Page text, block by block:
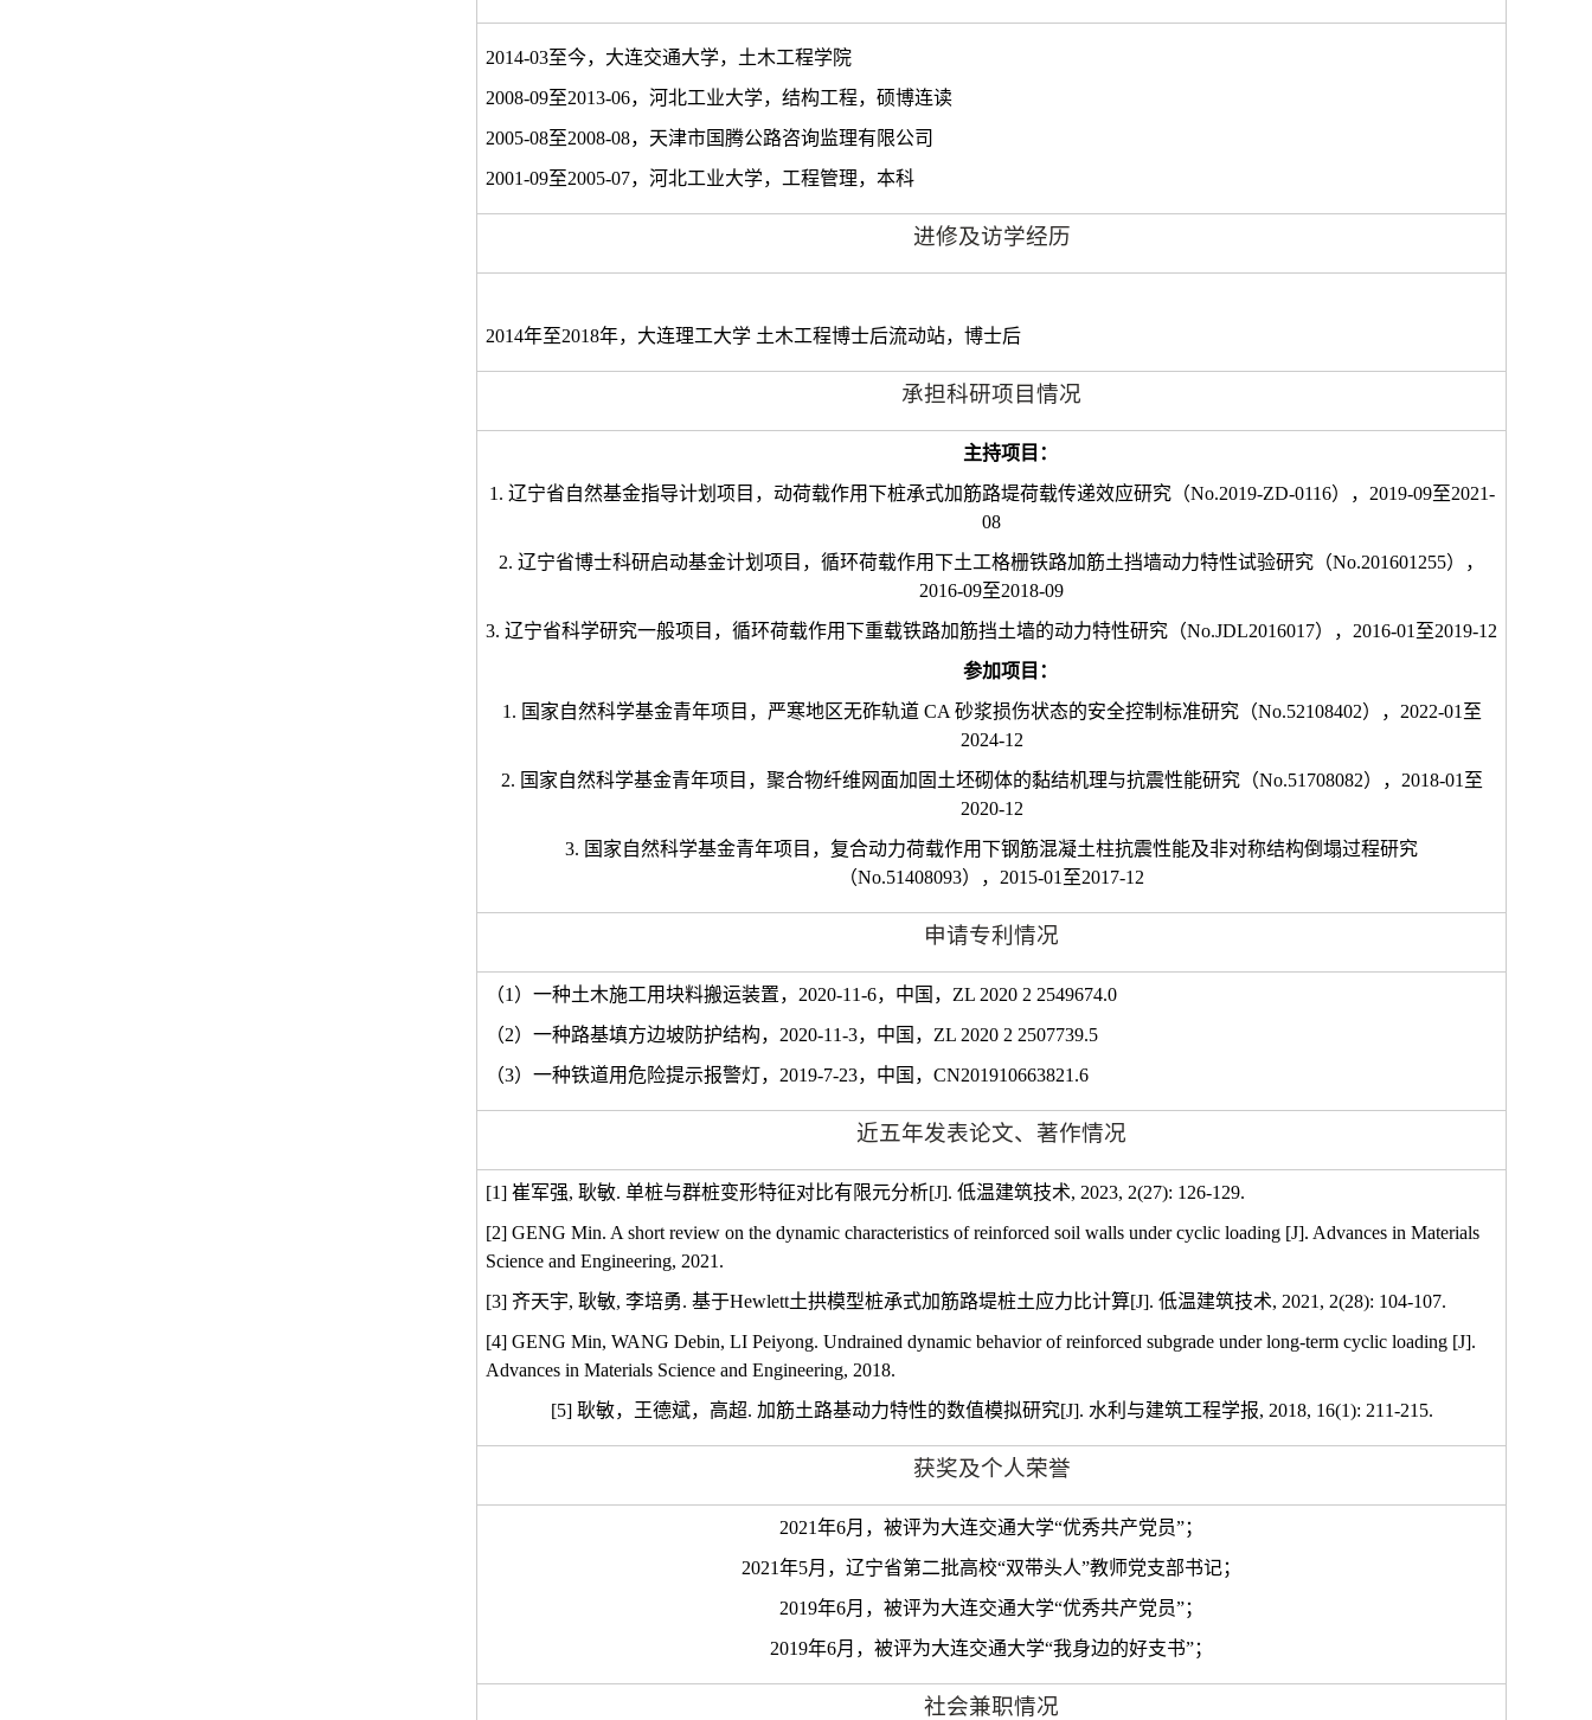
2014-03至今，大连交通大学，土木工程学院
2008-09至2013-06，河北工业大学，结构工程，硕博连读
2005-08至2008-08，天津市国腾公路咨询监理有限公司
2001-09至2005-07，河北工业大学，工程管理，本科
进修及访学经历
2014年至2018年，大连理工大学 土木工程博士后流动站，博士后
承担科研项目情况
主持项目：
1. 辽宁省自然基金指导计划项目，动荷载作用下桩承式加筋路堤荷载传递效应研究（No.2019-ZD-0116）， 2019-09至2021-
08
2. 辽宁省博士科研启动基金计划项目，循环荷载作用下土工格栅铁路加筋土挡墙动力特性试验研究（No.201601255），
2016-09至2018-09
3. 辽宁省科学研究一般项目，循环荷载作用下重载铁路加筋挡土墙的动力特性研究（No.JDL2016017）， 2016-01 至2019-12
参加项目：
1. 国家自然科学基金青年项目，严寒地区无砟轨道CA 砂浆损伤状态的安全控制标准研究（No.52108402）， 2022-01 至
2024-12
2. 国家自然科学基金青年项目，聚合物纤维网面加固土坯砌体的黏结机理与抗震性能研究（No.51708082）， 2018-01 至
2020-12
3. 国家自然科学基金青年项目，复合动力荷载作用下钢筋混凝土柱抗震性能及非对称结构倒塌过程研究
（No.51408093）， 2015-01 至2017-12
申请专利情况
（1 ）一种土木施工用块料搬运装置， 2020-11-6，中国， ZL 2020 2 2549674.0
（2）一种路基填方边坡防护结构， 2020-11-3，中国， ZL 2020 2 2507739.5
（3）一种铁道用危险提示报警灯， 2019-7-23，中国， CN201910663821.6
近五年发表论文、著作情况
[1] 崔军强, 耿敏. 单桩与群桩变形特征对比有限元分析[J]. 低温建筑技术, 2023, 2(27): 126-129.
[2] GENG Min. A short review on the dynamic characteristics of reinforced soil walls under cyclic loading [J]. Advances in Materials
Science and Engineering, 2021.
[3] 齐天宇, 耿敏, 李培勇. 基于Hewlett土拱模型桩承式加筋路堤桩土应力比计算[J]. 低温建筑技术, 2021, 2(28): 104-107.
[4] GENG Min, WANG Debin, LI Peiyong. Undrained dynamic behavior of reinforced subgrade under long-term cyclic loading [J].
Advances in Materials Science and Engineering, 2018.
[5] 耿敏，王德斌，高超. 加筋土路基动力特性的数值模拟研究[J]. 水利与建筑工程学报, 2018, 16(1): 211-215.
获奖及个人荣誉
2021年6月，被评为大连交通大学“优秀共产党员”；
2021年5月，辽宁省第二批高校“双带头人”教师党支部书记；
2019年6月，被评为大连交通大学“优秀共产党员”；
2019年6月，被评为大连交通大学“我身边的好支书”；
社会兼职情况